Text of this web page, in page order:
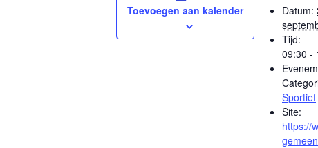
Toevoegen aan kalender
Datum:
Tijd:
09:30 -
Sportief
Site:
https://